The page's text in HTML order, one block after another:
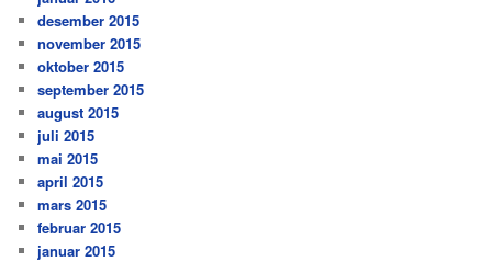
desember 2015
november 2015
oktober 2015
september 2015
august 2015
juli 2015
mai 2015
april 2015
mars 2015
februar 2015
januar 2015